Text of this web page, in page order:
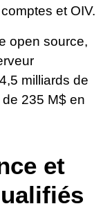
et OIV.
open source,
milliards de
235 M$ en
et